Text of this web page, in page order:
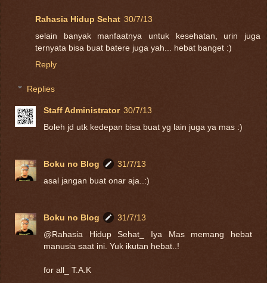
Rahasia Hidup Sehat 30/7/13
selain banyak manfaatnya untuk kesehatan, urin juga
ternyata bisa buat batere juga yah... hebat banget :)
Reply
Replies
Staff Administrator 30/7/13
Boleh jd utk kedepan bisa buat yg lain juga ya mas :)
Boku no Blog
31/7/13
asal jangan buat onar aja..:)
Boku no Blog
31/7/13
@Rahasia Hidup Sehat_ Iya Mas memang hebat
manusia saat ini. Yuk ikutan hebat..!
for all_ T.A.K